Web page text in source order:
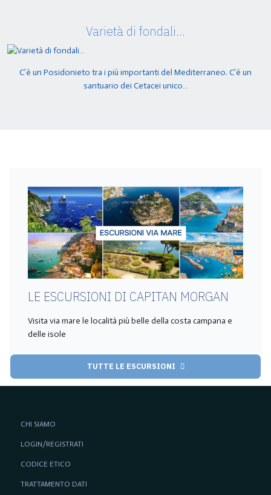
Varietà di fondali…
C’è un Posidonieto tra i più importanti del Mediterraneo. C’è un
santuario dei Cetacei unico…
LE ESCURSIONI DI CAPITAN MORGAN
Visita via mare le località più belle della costa campana e
delle isole
TUTTE LE ESCURSIONI
CHI SIAMO
LOGIN/REGISTRATI
CODICE ETICO
TRATTAMENTO DATI